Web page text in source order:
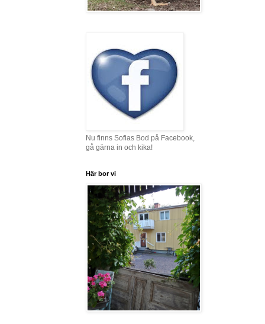
Nu finns Sofias Bod på Facebook,
gå gärna in och kika!
Här bor vi